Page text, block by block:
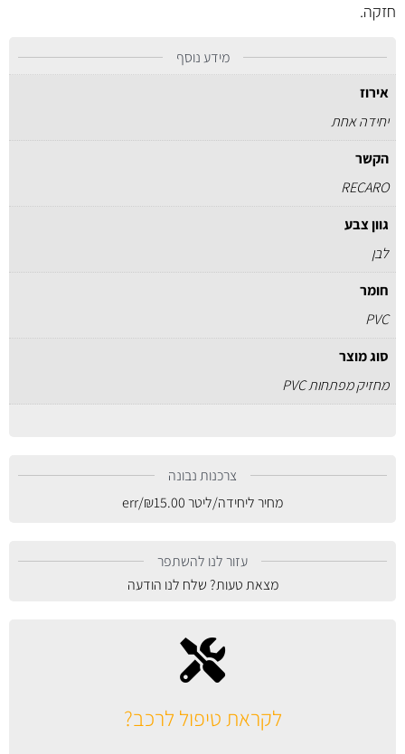
לקראת טיפול לרכב?
חזקה.
מידע נוסף
אירוז
יחידה אחת
הקשר
RECARO
גוון צבע
לבן
חומר
PVC
סוג מוצר
מחזיק מפתחות PVC
צרכנות נבונה
מחיר ליחידה/ליטר
₪15.00
/err
עזור לנו להשתפר
מצאת טעות? שלח לנו הודעה